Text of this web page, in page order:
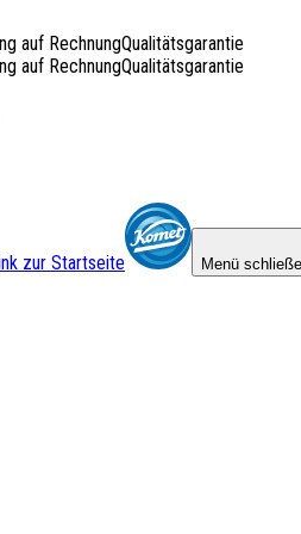
auf RechnungQualitätsgarantie
auf RechnungQualitätsgarantie
zur Startseite Menü